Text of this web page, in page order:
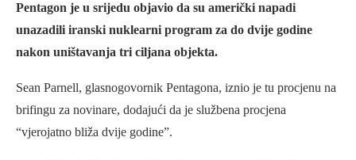
Pentagon je u srijedu objavio da su američki napadi
unazadili iranski nuklearni program za do dvije godine
nakon uništavanja tri ciljana objekta.
Sean Parnell, glasnogovornik Pentagona, iznio je tu procjenu na
brifingu za novinare, dodajući da je službena procjena
“vjerojatno bliža dvije godine”.